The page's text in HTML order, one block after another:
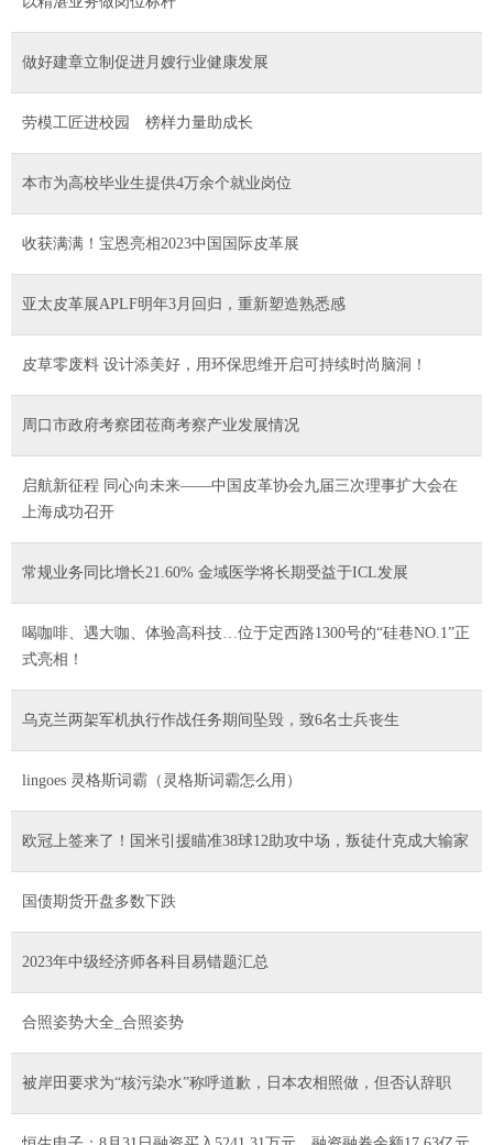
做好建章立制促进月嫂行业健康发展
劳模工匠进校园 榜样力量助成长
本市为高校毕业生提供4万余个就业岗位
收获满满！宝恩亮相2023中国国际皮革展
亚太皮革展APLF明年3月回归，重新塑造熟悉感
皮草零废料 设计添美好，用环保思维开启可持续时尚脑洞！
周口市政府考察团莅商考察产业发展情况
启航新征程 同心向未来——中国皮革协会九届三次理事扩大会在
上海成功召开
常规业务同比增长21.60% 金域医学将长期受益于ICL发展
喝咖啡、遇大咖、体验高科技…位于定西路1300号的“硅巷NO.1”正
式亮相！
乌克兰两架军机执行作战任务期间坠毁，致6名士兵丧生
lingoes 灵格斯词霸（灵格斯词霸怎么用）
欧冠上签来了！国米引援瞄准38球12助攻中场，叛徒什克成大输家
国债期货开盘多数下跌
2023年中级经济师各科目易错题汇总
合照姿势大全_合照姿势
被岸田要求为“核污染水”称呼道歉，日本农相照做，但否认辞职